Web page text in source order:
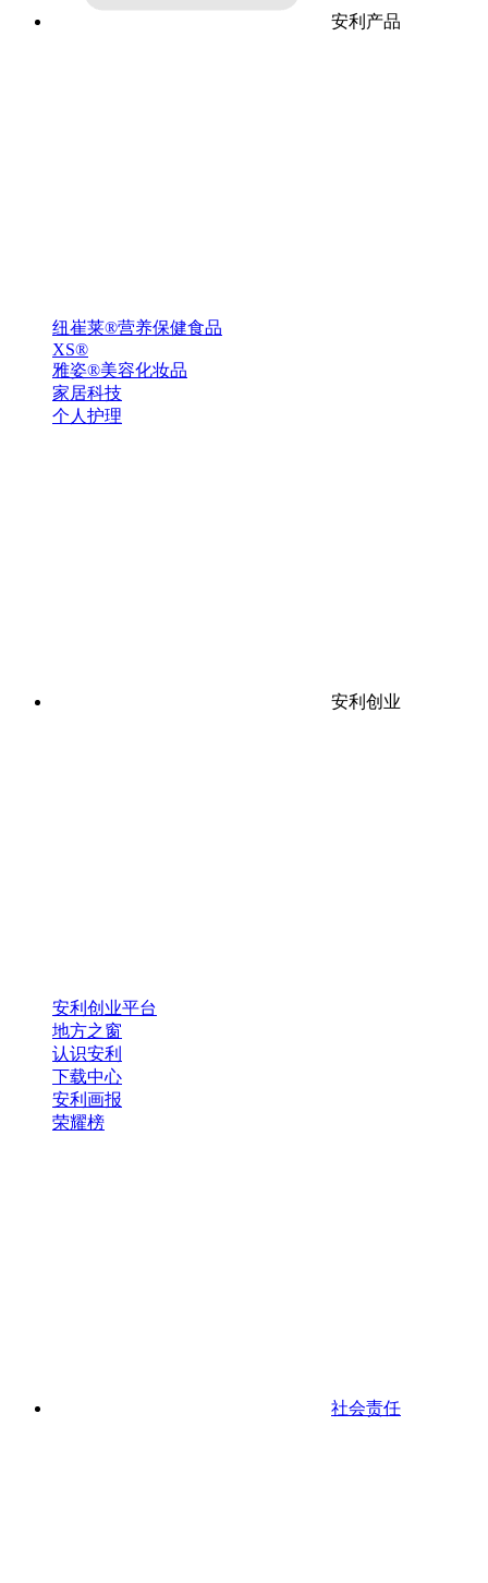
安利产品
纽崔莱®营养保健食品
XS®
雅姿®美容化妆品
家居科技
个人护理
安利创业
安利创业平台
地方之窗
认识安利
下载中心
安利画报
荣耀榜
社会责任